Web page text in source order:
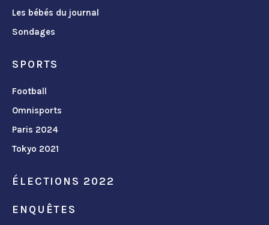
Les bébés du journal
Sondages
SPORTS
Football
Omnisports
Paris 2024
Tokyo 2021
ÉLECTIONS 2022
ENQUÊTES